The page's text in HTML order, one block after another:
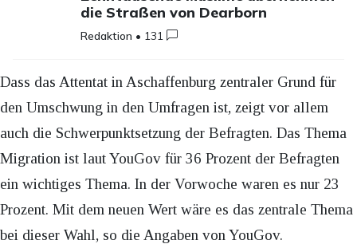
die Straßen von Dearborn
Redaktion • 131
Dass das Attentat in Aschaffenburg zentraler Grund für
den Umschwung in den Umfragen ist, zeigt vor allem
auch die Schwerpunktsetzung der Befragten. Das Thema
Migration ist laut YouGov für 36 Prozent der Befragten
ein wichtiges Thema. In der Vorwoche waren es nur 23
Prozent. Mit dem neuen Wert wäre es das zentrale Thema
bei dieser Wahl, so die Angaben von YouGov.